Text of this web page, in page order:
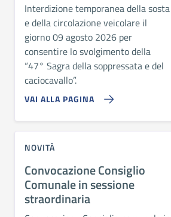
Interdizione temporanea della sosta
e della circolazione veicolare il
giorno 09 agosto 2026 per
consentire lo svolgimento della
“47° Sagra della soppressata e del
caciocavallo”.
VAI ALLA PAGINA
NOVITÀ
Convocazione Consiglio
Comunale in sessione
straordinaria